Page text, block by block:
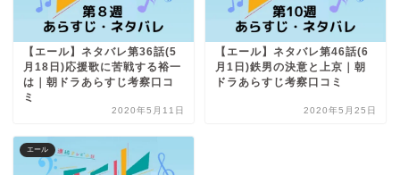
【エール】ネタバレ第36話(5
月18日)応援歌に苦戦する裕一
は｜朝ドラあらすじ考察口コ
ミ
2020年5月11日
【エール】ネタバレ第46話(6
月1日)鉄男の決意と上京｜朝
ドラあらすじ考察口コミ
2020年5月25日
エール